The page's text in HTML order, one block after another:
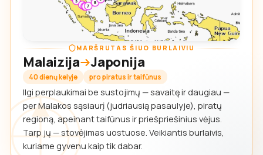
MARŠRUTAS ŠIUO BURLAIVIU
Malaizija Japonija
40 dienų kelyje pro piratus ir taifūnus
Ilgi perplaukimai be sustojimų — savaitę ir daugiau —
per Malakos sąsiaurį (judriausią pasaulyje), piratų
regioną, apeinant taifūnus ir priešpriešinius vėjus.
Tarp jų — stovėjimas uostuose. Veikiantis burlaivis,
kuriame gyvenu kaip tik dabar.